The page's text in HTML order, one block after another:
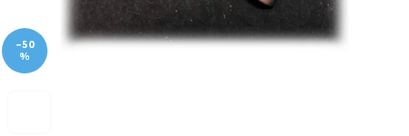
–50
%